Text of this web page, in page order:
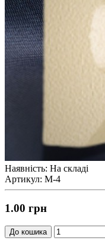
Наявність: На складі
Артикул: М-4
1.00 грн
До кошика